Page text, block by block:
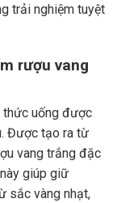
trải nghiệm tuyệt
rượu vang
thức uống được
Được tạo ra từ
vang trắng đặc
giúp giữ
sắc vàng nhạt,